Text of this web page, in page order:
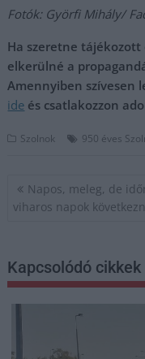
Fotók: Györfi Mihály/
Ha szeretne
elkerülné a
Amennyiben szívesen
ide és csatlakozzon
Szolnok 950 éves
Bejegyzés
navigáció
Napos, meleg, de
viharos napok
Kapcsolódó cikkek